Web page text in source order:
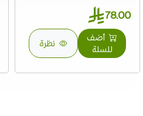
78.00
أضف
للسلة
نظرة